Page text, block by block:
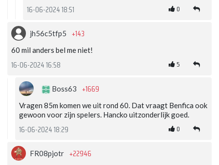
16-06-2024 18:51 0
jh56c5tfp5 +143
60 mil anders bel me niet!
16-06-2024 16:58 5
Boss63 +1669
Vragen 85m komen we uit rond 60. Dat vraagt Benfica ook
gewoon voor zijn spelers. Hancko uitzonderlijk goed.
16-06-2024 18:29 0
FR08pjotr +22946